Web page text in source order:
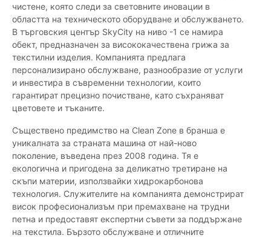
чистене, която следи за световните иновации в
областта на техническото оборудване и обслужването.
В търговския център SkyCity на ниво -1 се намира
обект, предназначен за висококачествена грижа за
текстилни изделия. Компанията предлага
персонализирано обслужване, разнообразие от услуги
и инвестира в съвременни технологии, които
гарантират прецизно почистване, като съхраняват
цветовете и тъканите.
Съществено предимство на Clean Zone в бранша е
уникалната за страната машина от най-ново
поколение, въведена през 2008 година. Тя е
екологична и пригодена за деликатно третиране на
скъпи материи, използвайки хидрокарбонова
технология. Служителите на компанията демонстрират
висок професионализъм при премахване на трудни
петна и предоставят експертни съвети за поддържане
на текстила. Бързото обслужване и отличните